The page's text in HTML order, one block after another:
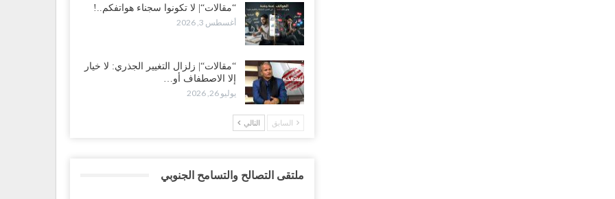
“مقالات“| لا تكونوا سجناء هواتفكم..!
أغسطس 3, 2026
“مقالات“| زلزال التغيير الجذري: لا خيار
إلا الاصطفاف أو…
يوليو 26, 2026
السابق التالي
ملتقى التصالح والتسامح الجنوبي